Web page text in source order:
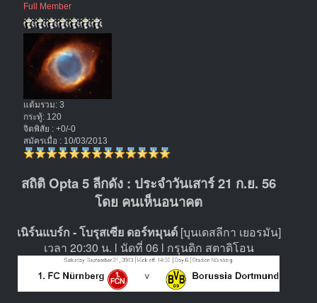
Full Member
แต้มรวม: 3
กระทู้: 120
จิตพิสัย : +0/-0
สมัครเมื่อ : 10/03/2013
สถิติ Opta 5 ลีกดัง : ประจำวันเสาร์ 21 ก.ย. 56
โดย คนเห็นอนาคต
เนิร์นแบร์ก - โบรุสเซีย ดอร์ทมุนด์[บุนเดสลีกา เยอรมัน]
เวลา 20:30 น. l นัดที่ 06 l กรุนดิก สตาดิโอน